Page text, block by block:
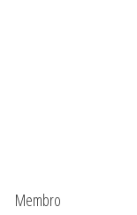
Membro